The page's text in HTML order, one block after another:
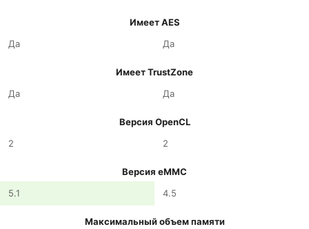
Имеет AES
Да
Да
Имеет TrustZone
Да
Да
Версия OpenCL
2
2
Версия eMMC
5.1
4.5
Максимальный объем памяти